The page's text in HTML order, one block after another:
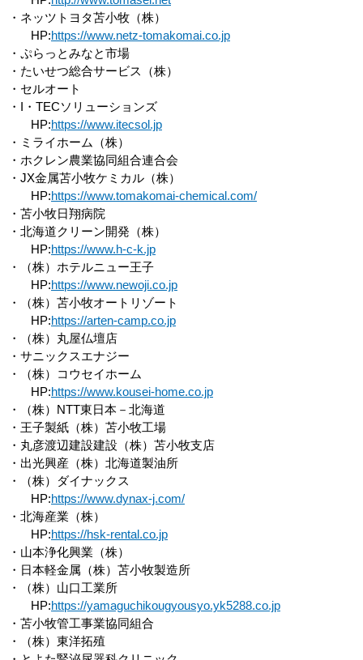
・ネッツトヨタ苫小牧（株）
HP:https://www.netz-tomakomai.co.jp
・ぷらっとみなと市場
・たいせつ総合サービス（株）
・セルオート
・I・TECソリューションズ
HP:https://www.itecsol.jp
・ミライホーム（株）
・ホクレン農業協同組合連合会
・JX金属苫小牧ケミカル（株）
HP:https://www.tomakomai-chemical.com/
・苫小牧日翔病院
・北海道クリーン開発（株）
HP:https://www.h-c-k.jp
・（株）ホテルニュー王子
HP:https://www.newoji.co.jp
・（株）苫小牧オートリゾート
HP:https://arten-camp.co.jp
・（株）丸屋仏壇店
・サニックスエナジー
・（株）コウセイホーム
HP:https://www.kousei-home.co.jp
・（株）NTT東日本－北海道
・王子製紙（株）苫小牧工場
・丸彦渡辺建設建設（株）苫小牧支店
・出光興産（株）北海道製油所
・（株）ダイナックス
HP:https://www.dynax-j.com/
・北海産業（株）
HP:https://hsk-rental.co.jp
・山本浄化興業（株）
・日本軽金属（株）苫小牧製造所
・（株）山口工業所
HP:https://yamaguchikougyousyo.yk5288.co.jp
・苫小牧管工事業協同組合
・（株）東洋拓殖